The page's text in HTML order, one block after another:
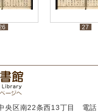
27
央区南22条西13丁目 電